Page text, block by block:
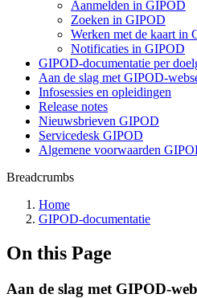
Aanmelden in GIPOD
Zoeken in GIPOD
Werken met de kaart in
Notificaties in GIPOD
GIPOD-documentatie per
Aan de slag met GIPOD-
Infosessies en opleidingen
Release notes
Nieuwsbrieven GIPOD
Servicedesk GIPOD
Algemene voorwaarden
Breadcrumbs
Home
GIPOD-documentatie
On this Page
Aan de slag met GIPOD-